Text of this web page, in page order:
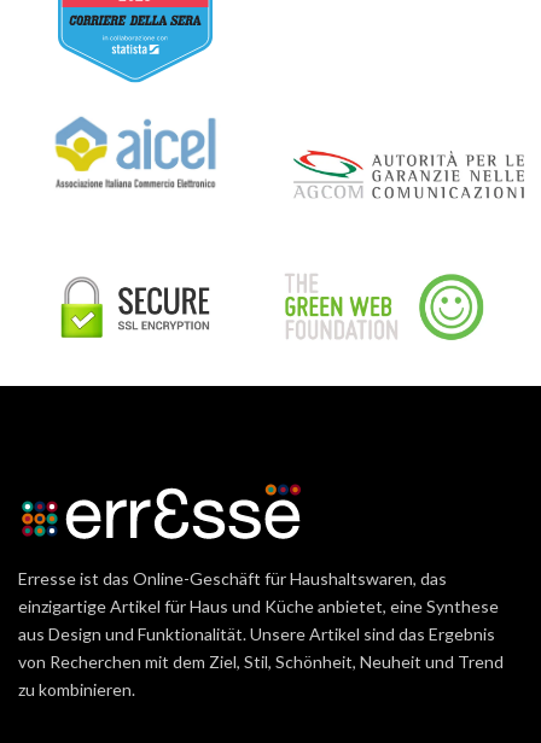
Erresse ist das Online-Geschäft für Haushaltswaren, das
einzigartige Artikel für Haus und Küche anbietet, eine Synthese
aus Design und Funktionalität. Unsere Artikel sind das Ergebnis
von Recherchen mit dem Ziel, Stil, Schönheit, Neuheit und Trend
zu kombinieren.